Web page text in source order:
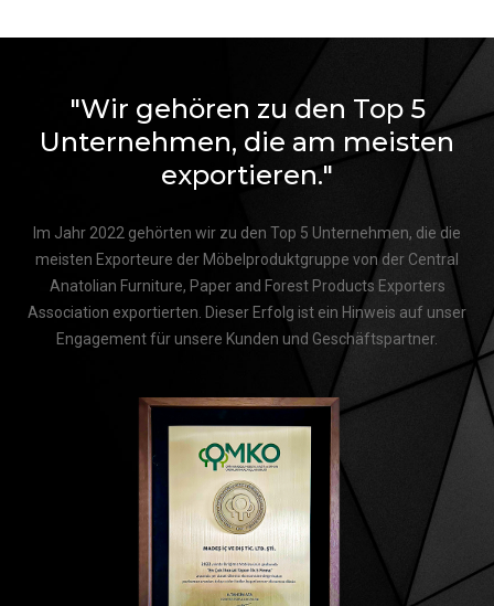
Unternehmen, die am meisten
exportieren."
Im Jahr 2022 gehörten wir zu den Top 5 Unternehmen, die die
meisten Exporteure der Möbelproduktgruppe von der Central
Anatolian Furniture, Paper and Forest Products Exporters
Association exportierten. Dieser Erfolg ist ein Hinweis auf unser
Engagement für unsere Kunden und Geschäftspartner.